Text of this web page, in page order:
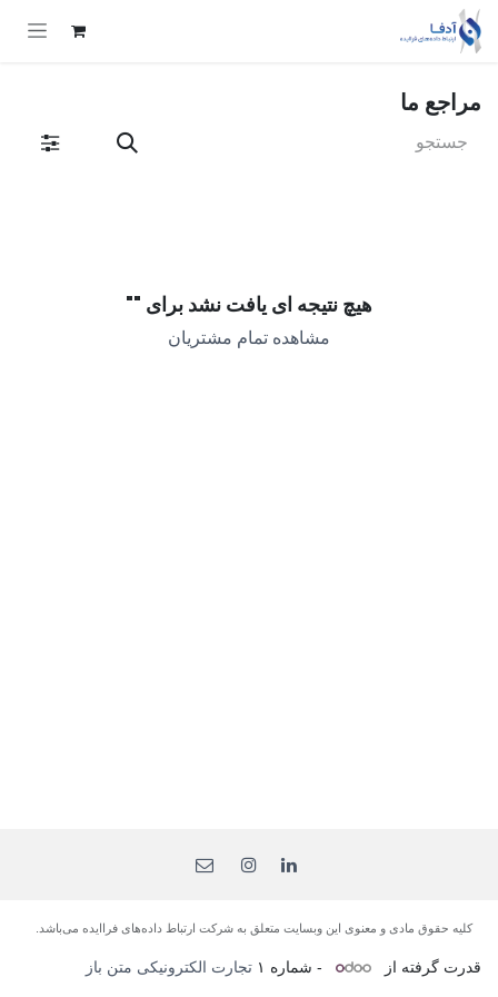
Skip to Content
مراجع ما
هیچ نتیجه ای یافت نشد برای ""
مشاهده تمام مشتریان
کلیه حقوق مادی و معنوی این وبسایت متعلق به شرکت ارتباط داده‌های فرا‌ایده می‌باشد.
قدرت گرفته از - شماره ۱ تجارت الکترونیکی متن باز